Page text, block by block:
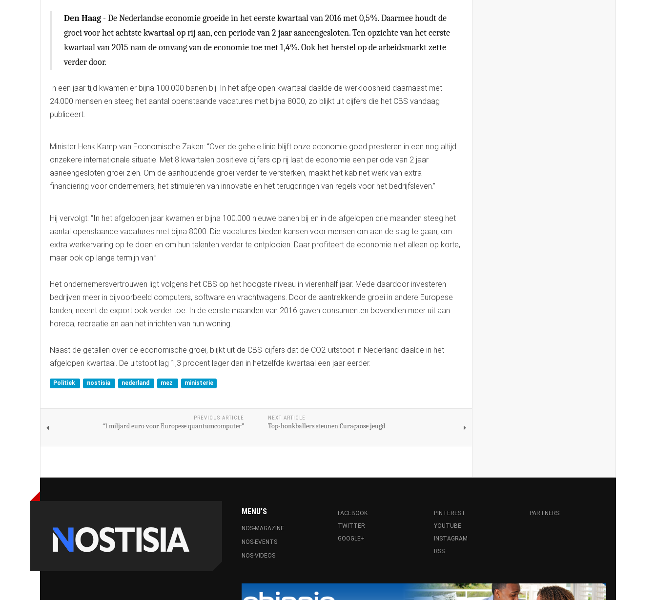
Den Haag - De Nederlandse economie groeide in het eerste kwartaal van 2016 met 0,5%. Daarmee houdt de
groei voor het achtste kwartaal op rij aan, een periode van 2 jaar aaneengesloten. Ten opzichte van het eerste
kwartaal van 2015 nam de omvang van de economie toe met 1,4%. Ook het herstel op de arbeidsmarkt zette
verder door.
In een jaar tijd kwamen er bijna 100.000 banen bij. In het afgelopen kwartaal daalde de werkloosheid daarnaast met
24.000 mensen en steeg het aantal openstaande vacatures met bijna 8000, zo blijkt uit cijfers die het CBS vandaag
publiceert.
Minister Henk Kamp van Economische Zaken: “Over de gehele linie blijft onze economie goed presteren in een nog altijd
onzekere internationale situatie. Met 8 kwartalen positieve cijfers op rij laat de economie een periode van 2 jaar
aaneengesloten groei zien. Om de aanhoudende groei verder te versterken, maakt het kabinet werk van extra
financiering voor ondernemers, het stimuleren van innovatie en het terugdringen van regels voor het bedrijfsleven.”
Hij vervolgt: “In het afgelopen jaar kwamen er bijna 100.000 nieuwe banen bij en in de afgelopen drie maanden steeg het
aantal openstaande vacatures met bijna 8000. Die vacatures bieden kansen voor mensen om aan de slag te gaan, om
extra werkervaring op te doen en om hun talenten verder te ontplooien. Daar profiteert de economie niet alleen op korte,
maar ook op lange termijn van.”
Het ondernemersvertrouwen ligt volgens het CBS op het hoogste niveau in vierenhalf jaar. Mede daardoor investeren
bedrijven meer in bijvoorbeeld computers, software en vrachtwagens. Door de aantrekkende groei in andere Europese
landen, neemt de export ook verder toe. In de eerste maanden van 2016 gaven consumenten bovendien meer uit aan
horeca, recreatie en aan het inrichten van hun woning.
Naast de getallen over de economische groei, blijkt uit de CBS-cijfers dat de CO2-uitstoot in Nederland daalde in het
afgelopen kwartaal. De uitstoot lag 1,3 procent lager dan in hetzelfde kwartaal een jaar eerder.
Politiek nostisia nederland mez ministerie
PREVIOUS ARTICLE
“1 miljard euro voor Europese quantumcomputer”
NEXT ARTICLE
Top-honkballers steunen Curaçaose jeugd
MENU'S
NOS-MAGAZINE
NOS-EVENTS
NOS-VIDEOS
FACEBOOK
TWITTER
GOOGLE+
PINTEREST
YOUTUBE
INSTAGRAM
RSS
PARTNERS